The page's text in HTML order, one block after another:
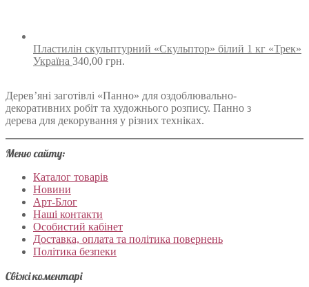
Пластилін скульптурний «Скульптор» білий 1 кг «Трек»
Україна 340,00 грн.
Дерев’яні заготівлі «Панно» для оздоблювально-
декоративних робіт та художнього розпису. Панно з
дерева для декорування у різних техніках.
Меню сайту:
Каталог товарів
Новини
Арт-Блог
Наші контакти
Особистий кабінет
Доставка, оплата та політика повернень
Політика безпеки
Свіжі коментарі